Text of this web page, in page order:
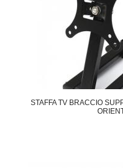
STAFFA TV BRACCIO